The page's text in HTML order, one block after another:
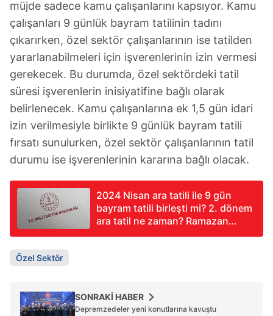
kullanılmaktadır. Diğer çerezler, sitemizin daha işlevsel
kılınması ve kişiselleştirilmesi ve sizlere yönelik
reklam/pazarlama faaliyetlerinin yapılması, amaçlarıyla
sınırlı olarak açık rızanız dahilinde kullanılacaktır.
Çerezlere ilişkin tercihlerinizi aşağıda yer alan panel
vasıtasıyla belirleyebilirsiniz. Çerezlere ilişkin detaylı bilgi
için Ayarlar butonuna tıklayabilir,Çerez Bilgilendirme
Metnimizi ziyaret edebilirsiniz.
6698 sayılı Kişisel Verilerin Korunması Kanunu uyarınca
ilgili mevzuata uygun olarak kullanılan çerezlerle ilgili bilgi
almak için lütfen
tıklayınız
müjde sadece kamu çalışanlarını kapsıyor. Kamu
çalışanları 9 günlük bayram tatilinin tadını
çıkarırken, özel sektör çalışanlarının ise tatilden
yararlanabilmeleri için işverenlerinin izin vermesi
gerekecek. Bu durumda, özel sektördeki tatil
süresi işverenlerin inisiyatifine bağlı olarak
belirlenecek. Kamu çalışanlarına ek 1,5 gün idari
izin verilmesiyle birlikte 9 günlük bayram tatili
fırsatı sunulurken, özel sektör çalışanlarının tatil
durumu ise işverenlerinin kararına bağlı olacak.
2024 Nisan ara tatili ile 9 gün
bayram tatili birleşti mi? 2. dönem
ara tatil ne zaman? Ramazan
bayramı 9 günlük tatil ne zaman
Özel Sektör
SONRAKİ HABER
Depremzedeler yeni konutlarına kavuştu